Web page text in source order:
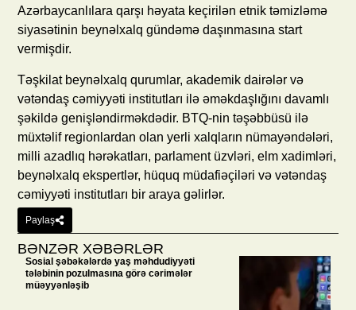
Azərbaycanlılara qarşı həyata keçirilən etnik təmizləmə
siyasətinin beynəlxalq gündəmə daşınmasına start
vermişdir.
Təşkilat beynəlxalq qurumlar, akademik dairələr və
vətəndaş cəmiyyəti institutları ilə əməkdaşlığını davamlı
şəkildə genişləndirməkdədir. BTQ-nin təşəbbüsü ilə
müxtəlif regionlardan olan yerli xalqların nümayəndələri,
milli azadlıq hərəkatları, parlament üzvləri, elm xadimləri,
beynəlxalq ekspertlər, hüquq müdafiəçiləri və vətəndaş
cəmiyyəti institutları bir araya gəlirlər.
Paylaş
BƏNZƏR XƏBƏRLƏR
Sosial şəbəkələrdə yaş məhdudiyyəti
tələbinin pozulmasına görə cərimələr
müəyyənləşib